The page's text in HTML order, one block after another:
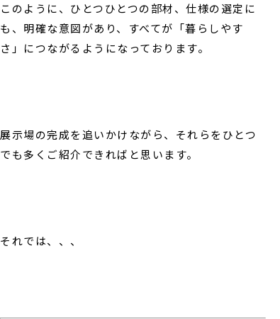
このように、ひとつひとつの部材、仕様の選定に
も、明確な意図があり、すべてが「暮らしやす
さ」につながるようになっております。
展示場の完成を追いかけながら、それらをひとつ
でも多くご紹介できればと思います。
それでは、、、